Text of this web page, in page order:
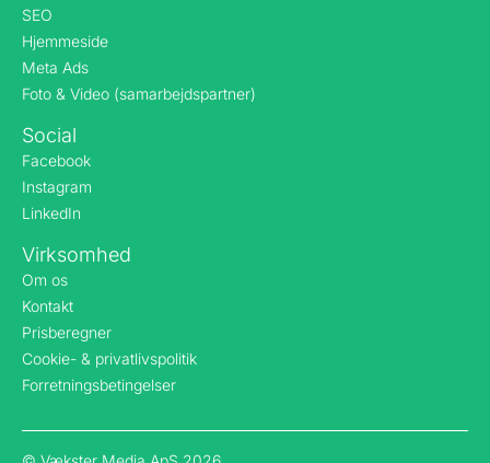
SEO
Hjemmeside
Meta Ads
Foto & Video (samarbejdspartner)
Social
Facebook
Instagram
LinkedIn
Virksomhed
Om os
Kontakt
Prisberegner
Cookie- & privatlivspolitik
Forretningsbetingelser